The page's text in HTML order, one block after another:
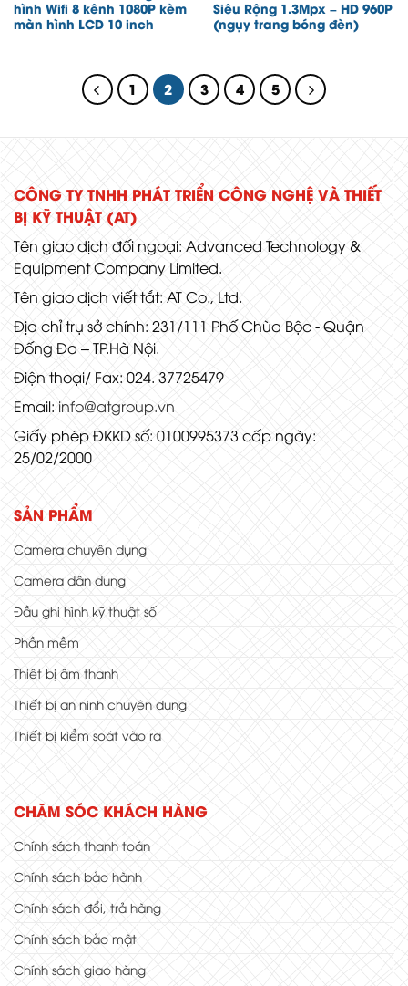
hình Wifi 8 kênh 1080P kèm
màn hình LCD 10 inch
Siêu Rộng 1.3Mpx – HD 960P
(ngụy trang bóng đèn)
1 2 3 4 5
CÔNG TY TNHH PHÁT TRIỂN CÔNG NGHỆ VÀ THIẾT
BỊ KỸ THUẬT (AT)
Tên giao dịch đối ngoại: Advanced Technology &
Equipment Company Limited.
Tên giao dịch viết tắt: AT Co., Ltd.
Địa chỉ trụ sở chính: 231/111 Phố Chùa Bộc - Quận
Đống Đa – TP.Hà Nội.
Điện thoại/ Fax: 024. 37725479
Email: info@atgroup.vn
Giấy phép ĐKKD số: 0100995373 cấp ngày:
25/02/2000
SẢN PHẨM
Camera chuyên dụng
Camera dân dụng
Đầu ghi hình kỹ thuật số
Phần mềm
Thiêt bị âm thanh
Thiết bị an ninh chuyên dụng
Thiết bị kiểm soát vào ra
CHĂM SÓC KHÁCH HÀNG
Chính sách thanh toán
Chính sách bảo hành
Chính sách đổi, trả hàng
Chính sách bảo mật
Chính sách giao hàng